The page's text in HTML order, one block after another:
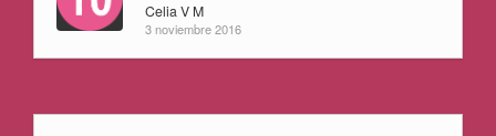
Celia V M
3 noviembre 2016